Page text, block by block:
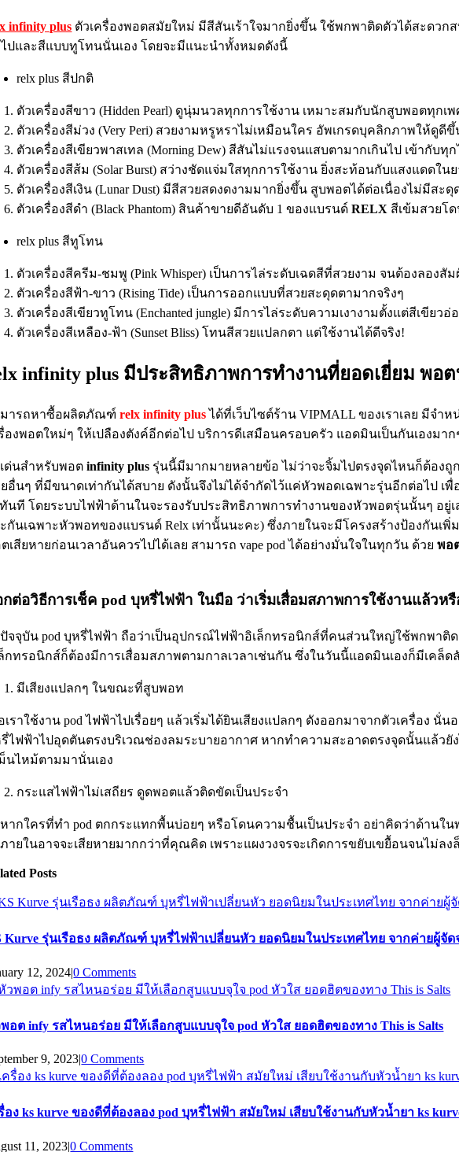
infinity plus ตัวเครื่องพอตสมัยใหม่ มีสีสันเร้าใจมากยิ่งขึ้น ใช้พกพาติดตัวได้สะดว
ปและสีแบบทูโทนนั่นเอง โดยจะมีแนะนำทั้งหมดดังนี้
relx plus สีปกติ
ตัวเครื่องสีขาว (Hidden Pearl) ดูนุ่มนวลทุกการใช้งาน เหมาะสมกับนักสูบพอตทุกเ
ตัวเครื่องสีม่วง (Very Peri) สวยงามหรูหราไม่เหมือนใคร อัพเกรดบุคลิกภาพให้ดูดี
ตัวเครื่องสีเขียวพาสเทล (Morning Dew) สีสันไม่แรงจนแสบตามากเกินไป เข้ากับ
ตัวเครื่องสีส้ม (Solar Burst) สว่างชัดแจ่มใสทุกการใช้งาน ยิ่งสะท้อนกับแสงแดดใน
ตัวเครื่องสีเงิน (Lunar Dust) มีสีสวยสดงดงามมากยิ่งขึ้น สูบพอตได้ต่อเนื่องไม่มีสะดุ
ตัวเครื่องสีดำ (Black Phantom) สินค้าขายดีอันดับ 1 ของแบรนด์RELX สีเข้มสวยโ
relx plus สีทูโทน
ตัวเครื่องสีครีม-ชมพู (Pink Whisper) เป็นการไล่ระดับเฉดสีที่สวยงาม จนต้องลองสั
ตัวเครื่องสีฟ้า-ขาว (Rising Tide) เป็นการออกแบบที่สวยสะดุดตามากจริงๆ
ตัวเครื่องสีเขียวทูโทน (Enchanted jungle) มีการไล่ระดับความเงางามตั้งแต่สีเขียวอ่
ตัวเครื่องสีเหลือง-ฟ้า (Sunset Bliss) โทนสีสวยแปลกตา แต่ใช้งานได้ดีจริง!
infinity plus มีประสิทธิภาพการทำงานที่ยอดเยี่ยม พ
ารถหาซื้อผลิตภัณฑ์relx infinity plusได้ที่เว็บไซต์ร้าน VIPMALL ของเราเลย มีจ
องพอตใหม่ๆ ให้เปลืองตังค์อีกต่อไป บริการดีเสมือนครอบครัว แอดมินเป็นกันเองมาก
ด่นสำหรับพอตinfinity plus รุ่นนี้มีมากมายหลายข้อ ไม่ว่าจะจิ้มไปตรงจุดไหนก็ต้อง
อื่นๆ ที่มีขนาดเท่ากันได้สบาย ดังนั้นจึงไม่ได้จำกัดไว้แค่หัวพอดเฉพาะรุ่นอีกต่อไป
นที โดยระบบไฟฟ้าด้านในจะรองรับประสิทธิภาพการทำงานของหัวพอตรุ่นนั้นๆ อยู่
กันเฉพาะหัวพอทของแบรนด์ Relx เท่านั้นนะคะ) ซึ่งภายในจะมีโครงสร้างป้องกัน
เสียหายก่อนเวลาอันควรไปได้เลย สามารถ vape pod ได้อย่างมั่นใจในทุกวัน ด้วยพอ
ต่อวิธีการเช็ค pod บุหรี่ไฟฟ้า ในมือ ว่าเริ่มเสื่อมสภาพการใช้งานแล้วหรื
จจุบัน pod บุหรี่ไฟฟ้า ถือว่าเป็นอุปกรณ์ไฟฟ้าอิเล็กทรอนิกส์ที่คนส่วนใหญ่ใช้พกพา
กทรอนิกส์ก็ต้องมีการเสื่อมสภาพตามกาลเวลาเช่นกัน ซึ่งในวันนี้แอดมินเองก็มีเคล็
มีเสียงแปลกๆ ในขณะที่สูบพอท
เราใช้งาน pod ไฟฟ้าไปเรื่อยๆ แล้วเริ่มได้ยินเสียงแปลกๆ ดังออกมาจากตัวเครื่อง
ไฟฟ้าไปอุดตันตรงบริเวณช่องลมระบายอากาศ หากทำความสะอาดตรงจุดนั้นแล้วยั
นไหม้ตามมานั่นเอง
กระแสไฟฟ้าไม่เสถียร ดูดพอตแล้วติดขัดเป็นประจำ
ากใครที่ทำ pod ตกกระแทกพื้นบ่อยๆ หรือโดนความชื้นเป็นประจำ อย่าคิดว่าด้านใ
ายในอาจจะเสียหายมากกว่าที่คุณคิด เพราะแผงวงจรจะเกิดการขยับเขยื้อนจนไม่ล
Posts
Kurve รุ่นเรือธง ผลิตภัณฑ์ บุหรี่ไฟฟ้าเปลี่ยนหัว ยอดนิยมในประเทศไทย จากค่ายผู้จัด
12, 2024|0 Comments
อต infy รสไหนอร่อย มีให้เลือกสูบแบบจุใจ pod หัวใส ยอดฮิตของทาง This is Salts
9, 2023|0 Comments
อง ks kurve ของดีที่ต้องลอง pod บุหรี่ไฟฟ้า สมัยใหม่ เสียบใช้งานกับหัวน้ำยา ks
11, 2023|0 Comments